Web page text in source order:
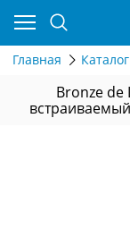
Главная Каталог
Bronze de